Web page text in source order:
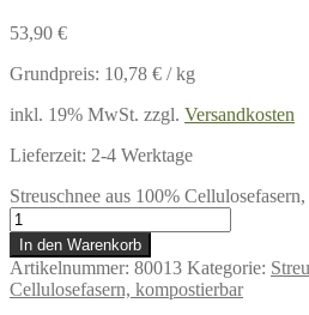
53,90 €
Grundpreis: 10,78 € /kg
inkl. 19% MwSt. zzgl. Versandkosten
Lieferzeit: 2-4 Werktage
Streuschnee aus 100%
In den Warenkorb
Artikelnummer: 80013 Kategorie:
Cellulosefasern, kompostierbar